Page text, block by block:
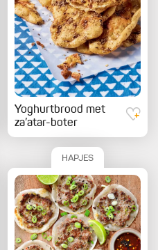
Yoghurtbrood met
za’atar-boter
HAPJES